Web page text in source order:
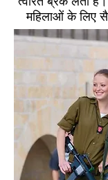
महिलाओं के लिए